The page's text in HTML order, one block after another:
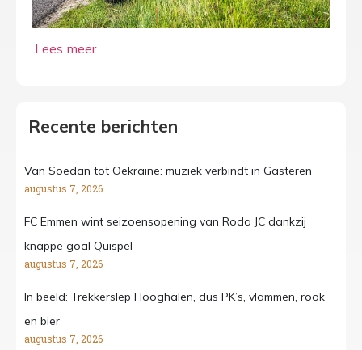
Recente berichten
Van Soedan tot Oekraïne: muziek verbindt in Gasteren
augustus 7, 2026
FC Emmen wint seizoensopening van Roda JC dankzij
knappe goal Quispel
augustus 7, 2026
In beeld: Trekkerslep Hooghalen, dus PK’s, vlammen, rook
en bier
augustus 7, 2026